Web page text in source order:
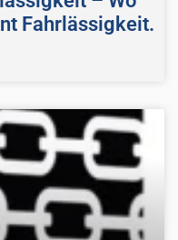
Fahrlässigkeit.